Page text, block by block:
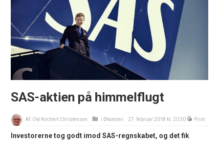
SAS-aktien på himmelflugt
Af: Ole Kirchert Christensen i Økonomi 27. februar 2018 kl. 20:30 Print
Investorerne tog godt imod SAS-regnskabet, og det fik